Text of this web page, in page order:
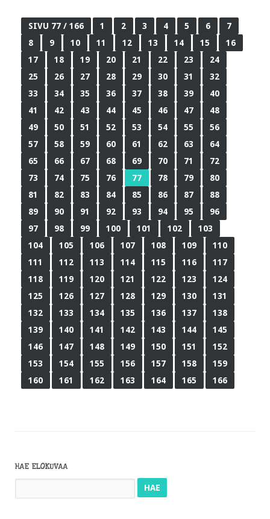
SIVU 77 / 166 1 2 3 4 5 6
7
8
9 10 11 12 13 14 15
16
17
18 19 20 21 22 23
24
25
26 27 28 29 30 31
32
33
34 35 36 37 38 39
40
41
42 43 44 45 46 47
48
49
50 51 52 53 54 55
56
57
58 59 60 61 62 63
64
65
66 67 68 69 70 71
72
73
74 75 76 77 78 79
80
81
82 83 84 85 86 87
88
89
90 91 92 93 94 95
96
97
98 99 100 101 102
103
104
105 106 107 108 109
110
111
112 113 114 115 116
117
118
119 120 121 122 123
124
125
126 127 128 129 130
131
132
133 134 135 136 137
138
139
140 141 142 143 144
145
146
147 148 149 150 151
152
153
154 155 156 157 158
159
160
161 162 163 164 165 166
HAE ELOKUVAA